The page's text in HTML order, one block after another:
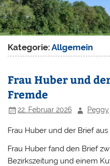
Kategorie:Allgemein
Frau Huber und
Fremde
22. Februar 2026 Peggy
Frau Huber und der Brief
Frau Huber fand den Brief
Bezirkszeitung und einem